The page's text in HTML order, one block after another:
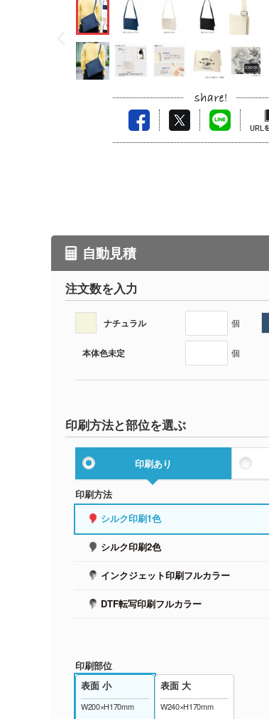
自動見積
注文数を入力
ナチュラル 個
本体色未定 個
印刷方法と部位を選ぶ
印刷あり
印刷方法
シルク印刷1色
シルク印刷2色
インクジェット印刷フルカラー
DTF転写印刷フルカラー
印刷部位
表面 小
W200×H170mm
表面 大
W240×H170mm